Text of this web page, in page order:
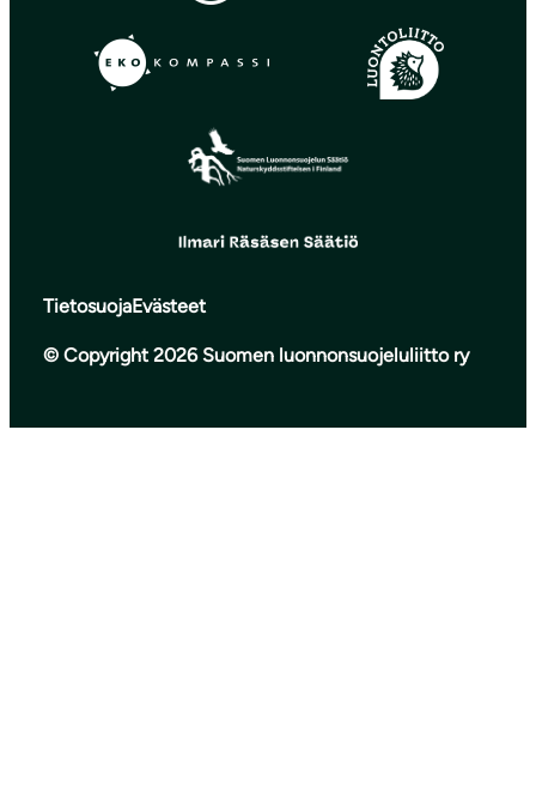
TietosuojaEvästeet
© Copyright 2026 Suomen luonnonsuojeluliitto ry